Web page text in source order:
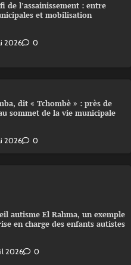
de l’assainissement : entre
et mobilisation
2026 0
dit « Tchombè » : près de
sommet de la vie municipale
2026 0
autisme El Rahma, un exemple
en charge des enfants autistes
2026 0